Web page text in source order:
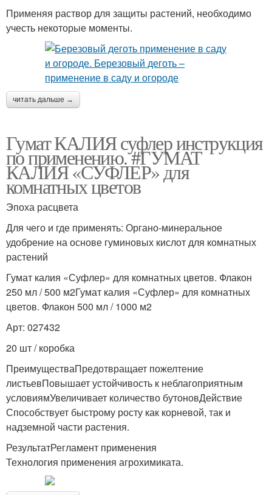
Применяя раствор для защиты растений, необходимо
учесть некоторые моменты.
читать дальше →
Гумат КАЛИЯ суфлер инструкция
по применению. #ГУМАТ
КАЛИЯ «СУФЛЕР» для
комнатных цветов
Эпоха расцвета
Для чего и где применять: Органо-минеральное
удобрение на основе гуминовых кислот для комнатных
растений
Гумат калия «Суфлер» для комнатных цветов. Флакон
250 мл / 500 м2Гумат калия «Суфлер» для комнатных
цветов. Флакон 500 мл / 1000 м2
Арт: 027432
20 шт / коробка
ПреимуществаПредотвращает пожелтение
листьевПовышает устойчивость к неблагоприятным
условиямУвеличивает количество бутоновДействие
Способствует быстрому росту как корневой, так и
надземной части растения.
РезультатРегламент применения
Технология применения агрохимиката.